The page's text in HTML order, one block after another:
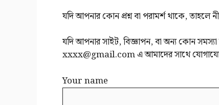
যদি আপনার কোন প্রশ্ন বা পরামর্শ থাকে, তাহলে
যদি আপনার সাইট, বিজ্ঞাপন, বা অন্য কোন
xxxx@gmail.com এ আমাদের সাথে যোগাযোগ
Your name